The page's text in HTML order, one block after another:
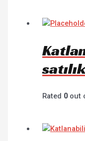
Rated 0out